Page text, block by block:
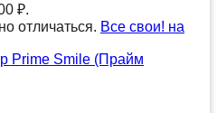
₽.
отличаться. Все свои! на
Prime Smile (Прайм